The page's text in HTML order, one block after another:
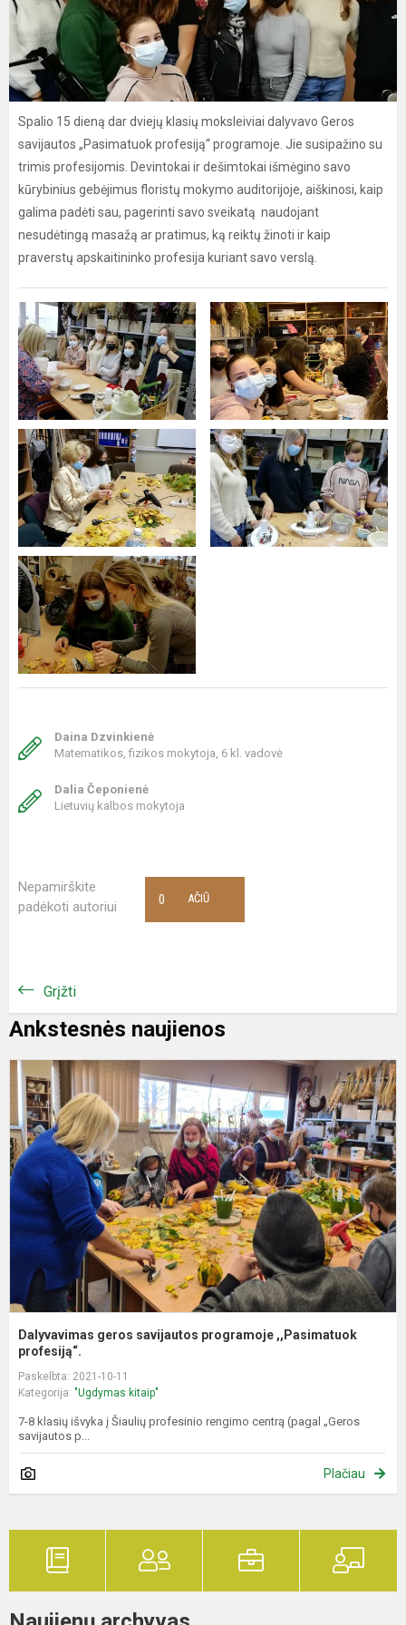
Spalio 15 dieną dar dviejų klasių moksleiviai dalyvavo Geros
savijautos „Pasimatuok profesiją“ programoje. Jie susipažino su
trimis profesijomis. Devintokai ir dešimtokai išmėgino savo
kūrybinius gebėjimus floristų mokymo auditorijoje, aiškinosi, kaip
galima padėti sau, pagerinti savo sveikatą naudojant
nesudėtingą masažą ar pratimus, ką reiktų žinoti ir kaip
praverstų apskaitininko profesija kuriant savo verslą.
Daina Dzvinkienė
Matematikos, fizikos mokytoja, 6 kl. vadovė
Dalia Čeponienė
Lietuvių kalbos mokytoja
Nepamirškite
padėkoti autoriui
AČIŪ
0
Grįžti
Ankstesnės naujienos
Dalyvavimas geros savijautos programoje ,,Pasimatuok
profesiją“.
Paskelbta: 2021-10-11
Kategorija: "Ugdymas kitaip"
7-8 klasių išvyka į Šiaulių profesinio rengimo centrą (pagal „Geros
savijautos p...
Plačiau